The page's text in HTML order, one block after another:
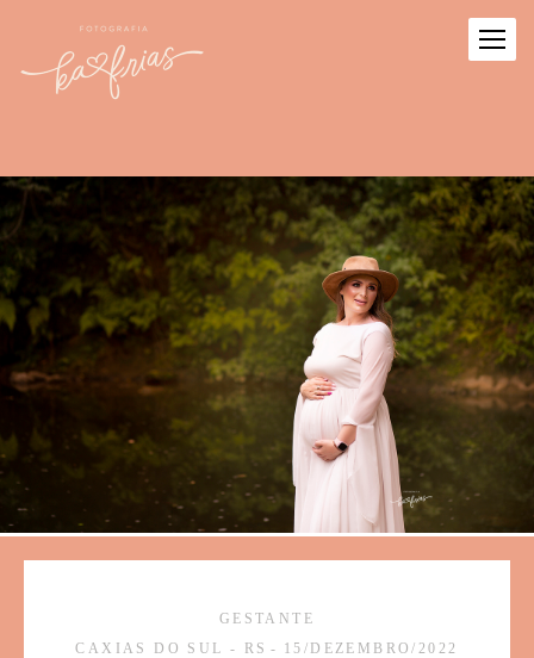
GESTANTE
CAXIAS DO SUL - RS
15/DEZEMBRO/2022